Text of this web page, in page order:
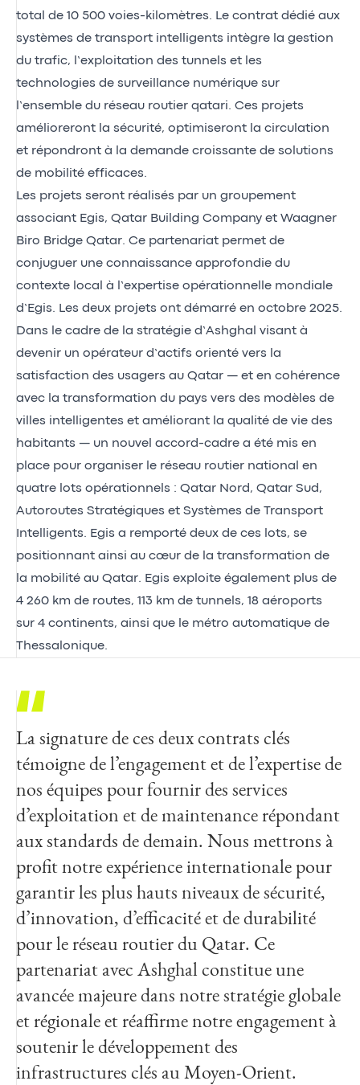
total de 10 500 voies-kilomètres. Le contrat dédié aux
systèmes de transport intelligents intègre la gestion
du trafic, l’exploitation des tunnels et les
technologies de surveillance numérique sur
l’ensemble du réseau routier qatari. Ces projets
amélioreront la sécurité, optimiseront la circulation
et répondront à la demande croissante de solutions
de mobilité efficaces.
Les projets seront réalisés par un groupement
associant Egis, Qatar Building Company et Waagner
Biro Bridge Qatar. Ce partenariat permet de
conjuguer une connaissance approfondie du
contexte local à l’expertise opérationnelle mondiale
d’Egis. Les deux projets ont démarré en octobre 2025.
Dans le cadre de la stratégie d’Ashghal visant à
devenir un opérateur d’actifs orienté vers la
satisfaction des usagers au Qatar — et en cohérence
avec la transformation du pays vers des modèles de
villes intelligentes et améliorant la qualité de vie des
habitants — un nouvel accord-cadre a été mis en
place pour organiser le réseau routier national en
quatre lots opérationnels : Qatar Nord, Qatar Sud,
Autoroutes Stratégiques et Systèmes de Transport
Intelligents. Egis a remporté deux de ces lots, se
positionnant ainsi au cœur de la transformation de
la mobilité au Qatar. Egis exploite également plus de
4 260 km de routes, 113 km de tunnels, 18 aéroports
sur 4 continents, ainsi que le métro automatique de
Thessalonique.
La signature de ces deux contrats clés
témoigne de l’engagement et de l’expertise de
nos équipes pour fournir des services
d’exploitation et de maintenance répondant
aux standards de demain. Nous mettrons à
profit notre expérience internationale pour
garantir les plus hauts niveaux de sécurité,
d’innovation, d’efficacité et de durabilité
pour le réseau routier du Qatar. Ce
partenariat avec Ashghal constitue une
avancée majeure dans notre stratégie globale
et régionale et réaffirme notre engagement à
soutenir le développement des
infrastructures clés au Moyen-Orient.
Ces contrats reflètent la confiance d’Ashghal
dans l’expertise d’Egis et démontrent notre
capacité à fournir des services complexes et à
forte valeur ajoutée à grande échelle. Nous
sommes fiers de contribuer à la vision
ambitieuse du Qatar pour une mobilité
sûre, durable et digitalisée, tout en
renforçant notre présence à long terme dans
la région.
Frederico Justus
Directeur exécutif d’Egis au
Moyen-Orient et en Asie du
Sud